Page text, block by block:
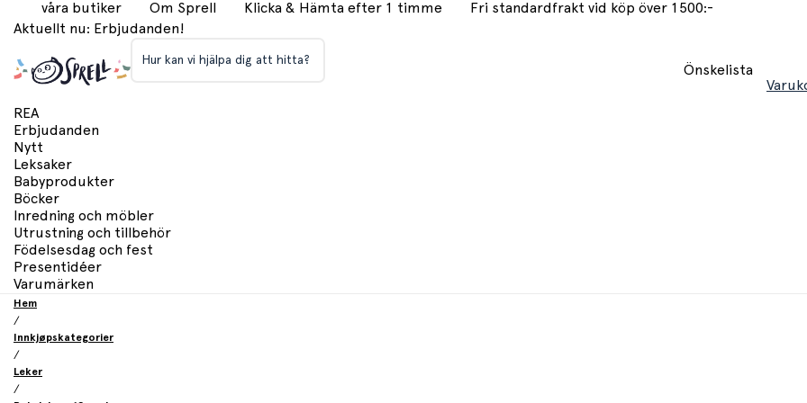
våra butiker Om Sprell Klicka & Hämta efter 1 timme
Fri standardfrakt vid köp över 1500:-
Aktuellt nu: Erbjudanden!
Hur kan vi hjälpa dig att hitta?
Önskelista
REA
Erbjudanden
Nytt
Leksaker
Babyprodukter
Böcker
Inredning och möbler
Utrustning och tillbehör
Födelsesdag och fest
Presentidéer
Varumärken
Hem
/
Innkjøpskategorier
/
Leker
/